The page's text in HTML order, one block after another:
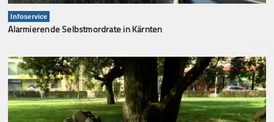
Infoservice
Alarmierende Selbstmordrate in Kärnten